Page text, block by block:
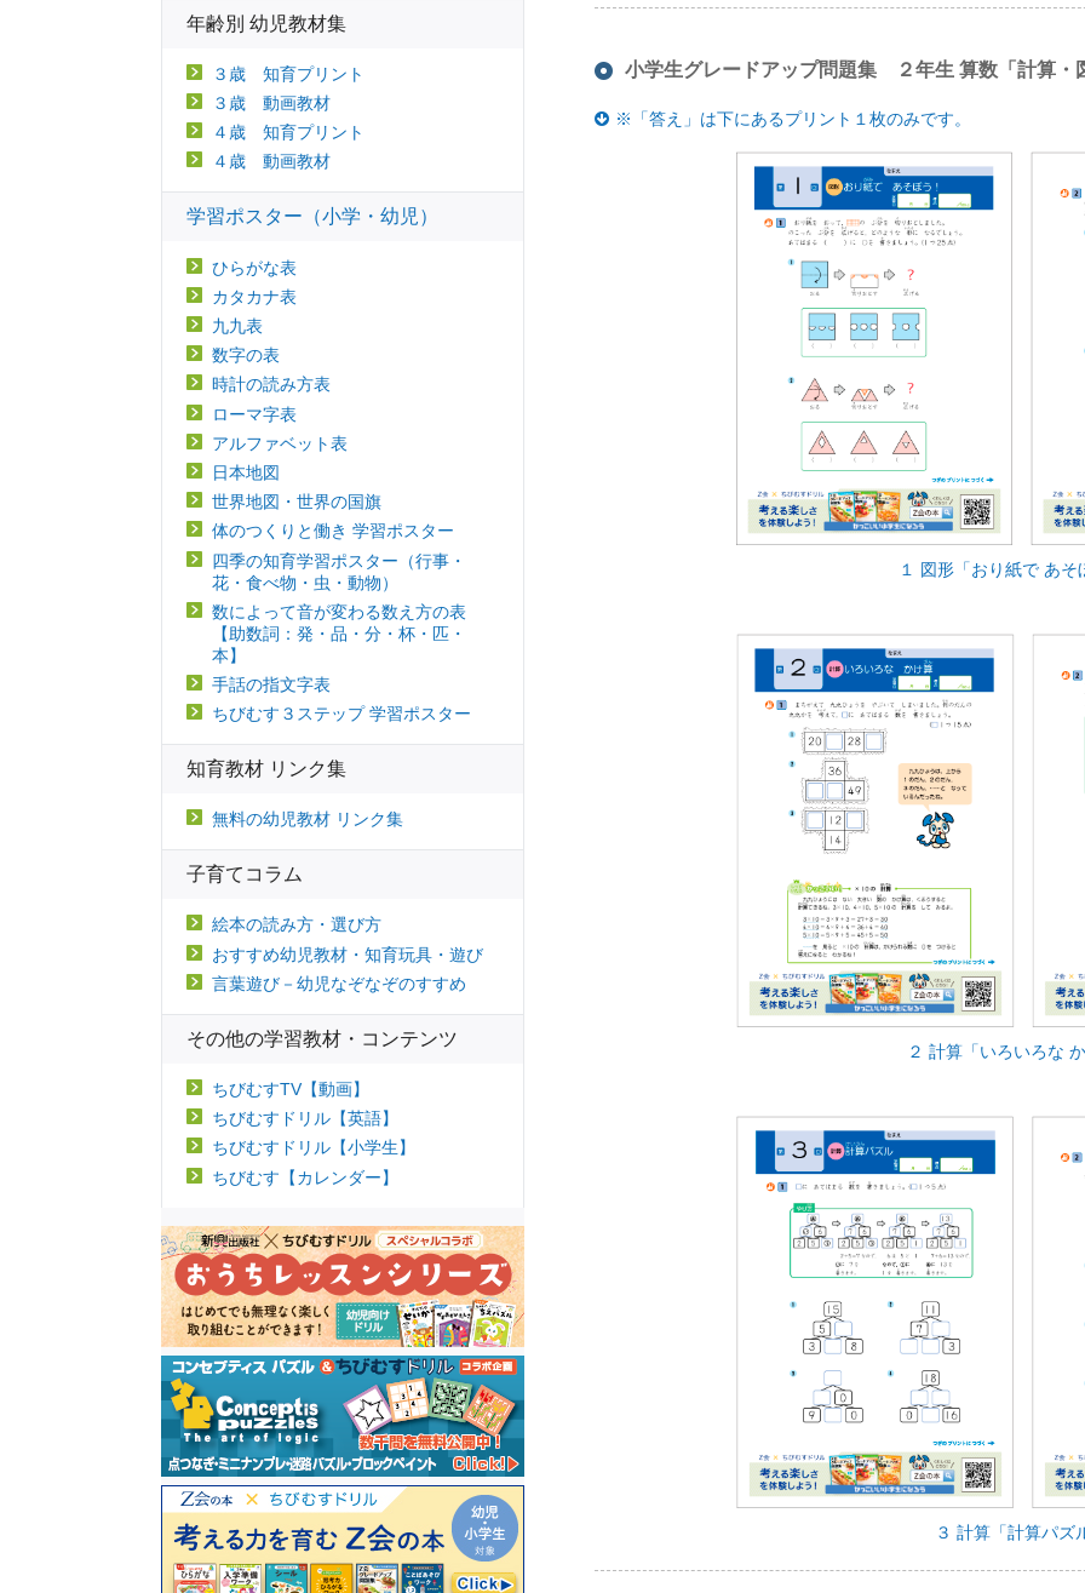
小学生グレードアップ問題集 ２年生 算数「計算・
※「答え」は下にあるプリント１枚のみです。
１ 図形「おり紙で あそ
２ 計算「いろいろな
３ 計算「計算パズ
年齢別 幼児教材集
３歳 知育プリント
３歳 動画教材
４歳 知育プリント
４歳 動画教材
学習ポスター（小学・幼児）
ひらがな表
カタカナ表
九九表
数字の表
時計の読み方表
ローマ字表
アルファベット表
日本地図
世界地図・世界の国旗
体のつくりと働き 学習ポスター
四季の知育学習ポスター（行事・
花・食べ物・虫・動物）
数によって音が変わる数え方の表
【助数詞：発・品・分・杯・匹・
本】
手話の指文字表
ちびむす３ステップ 学習ポスター
知育教材 リンク集
無料の幼児教材 リンク集
子育てコラム
絵本の読み方・選び方
おすすめ幼児教材・知育玩具・遊び
言葉遊び－幼児なぞなぞのすすめ
その他の学習教材・コンテンツ
ちびむすTV【動画】
ちびむすドリル【英語】
ちびむすドリル【小学生】
ちびむす【カレンダー】